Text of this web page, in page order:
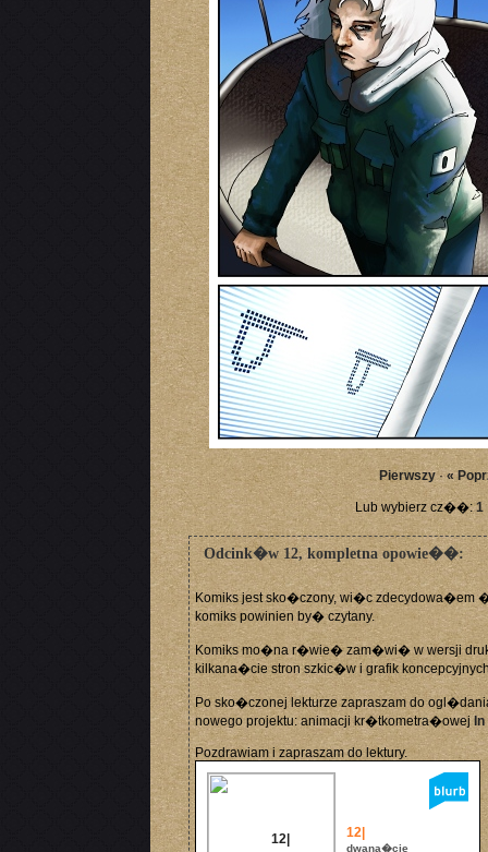
Pierwszy·«
Lub wybierz cz��:1
Odcink�w 12, kompletna opowie��:
Komiks jest sko�czony, wi�c
komiks powinien by� czytany.
Komiks mo�na r�wie� zam�wi� w wersji
kilkana�cie stron szkic�w i grafik
Po sko�czonej lekturze zapraszam do
nowego projektu: animacji kr�tkometra�owej In
Pozdrawiam i zapraszam do lektury.
12|
dwana�cie